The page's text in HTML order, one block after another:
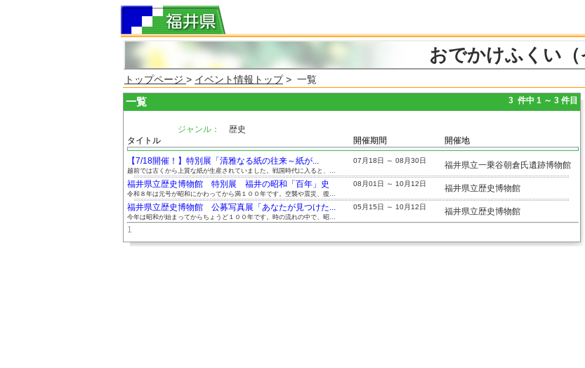
おでかけふくい（
トップページ > イベント情報トップ> 一覧
一覧 3 件中 1 ～ 3 件目
ジャンル：
歴史
タイトル
開催期間 開催地
【7/18開催！】特別展「清雅なる紙の往来～紙が... 07月18日 ～ 08月30日 福井県立一乗谷朝倉氏遺跡博物館
越前では古くから上質な紙が生産されていました。戦国時代に入ると、...
福井県立歴史博物館 特別展 福井の昭和「百年」史 08月01日 ～ 10月12日 福井県立歴史博物館
令和８年は元号が昭和にかわってから満１００年です。空襲や震災、復...
福井県立歴史博物館 公募写真展「あなたが見つけた... 05月15日 ～ 10月12日 福井県立歴史博物館
今年は昭和が始まってからちょうど１００年です。時の流れの中で、昭...
1